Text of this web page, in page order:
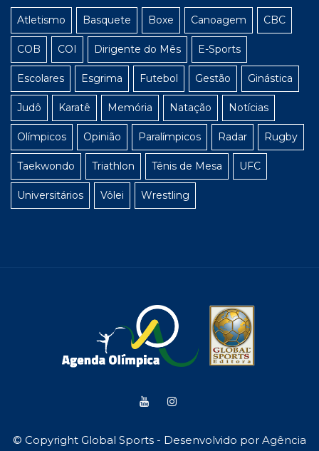
Atletismo Basquete Boxe Canoagem CBC
COB COI Dirigente do Mês E-Sports
Escolares Esgrima Futebol Gestão Ginástica
Judô Karatê Memória Natação Notícias
Olímpicos Opinião Paralímpicos Radar Rugby
Taekwondo Triathlon Tênis de Mesa UFC
Universitários Vôlei Wrestling
© Copyright Global Sports - Desenvolvido por Agência